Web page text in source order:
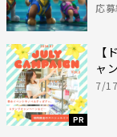
応
PR
【
ャ
7/